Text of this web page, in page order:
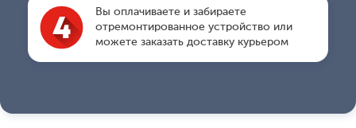
Вы оплачиваете и забираете
отремонтированное устройство или
можете заказать доставку курьером